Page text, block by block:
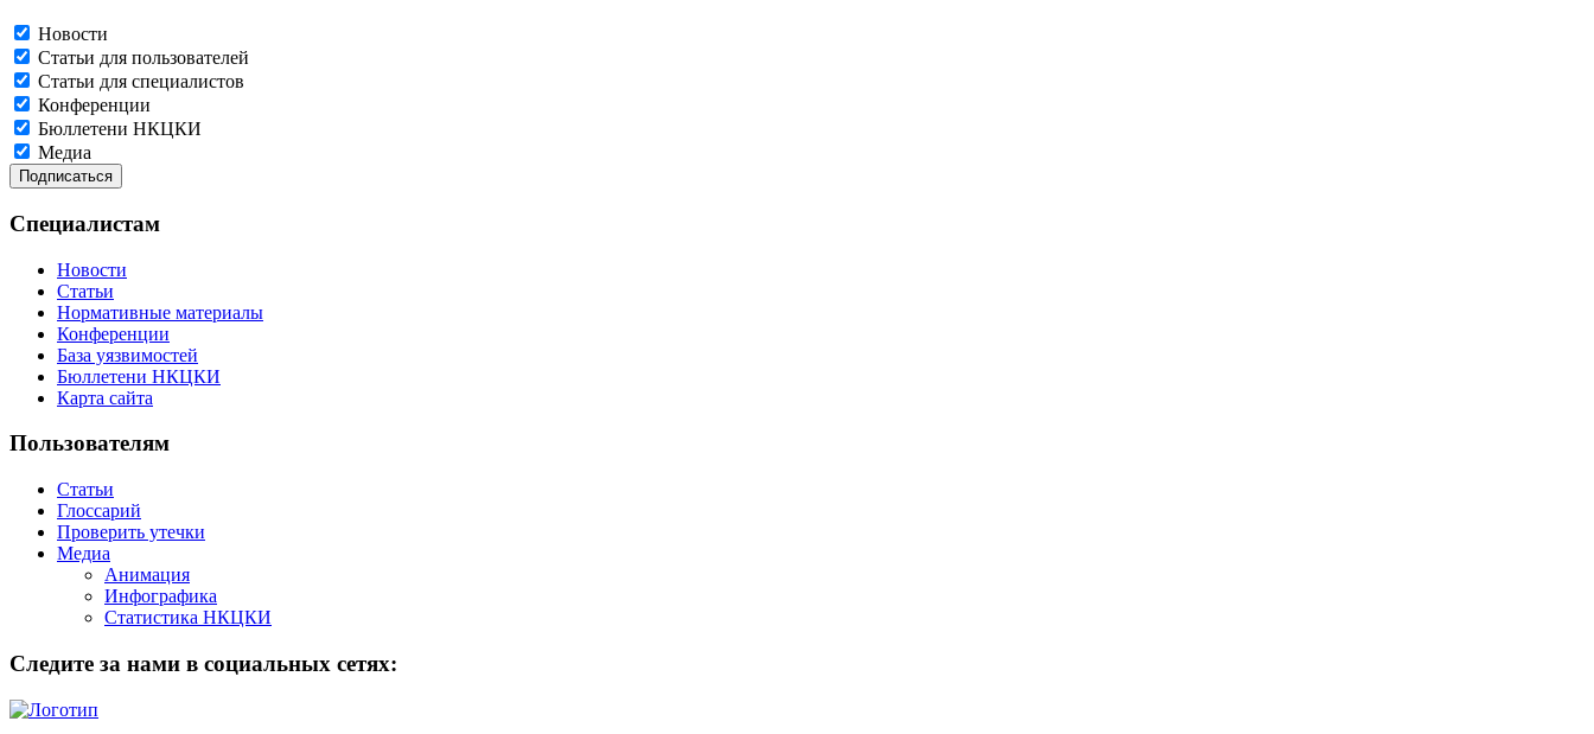
Новости
Статьи для пользователей
Статьи для специалистов
Конференции
Бюллетени НКЦКИ
Медиа
Специалистам
Новости
Статьи
Нормативные материалы
Конференции
База уязвимостей
Бюллетени НКЦКИ
Карта сайта
Пользователям
Статьи
Глоссарий
Проверить утечки
Медиа
Анимация
Инфографика
Статистика НКЦКИ
Следите за нами в социальных сетях: